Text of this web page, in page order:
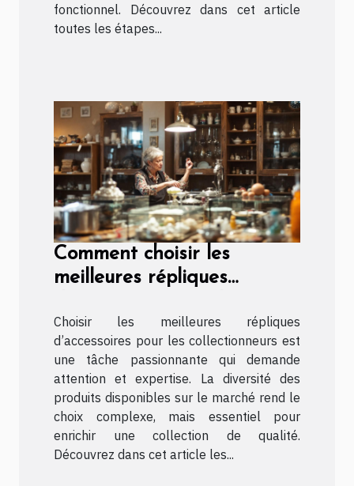
fonctionnel. Découvrez dans cet article
toutes les étapes...
Comment choisir les
meilleures répliques
collectionneurs ?
Choisir les meilleures répliques
d’accessoires pour les collectionneurs est
une tâche passionnante qui demande
attention et expertise. La diversité des
produits disponibles sur le marché rend le
choix complexe, mais essentiel pour
enrichir une collection de qualité.
Découvrez dans cet article les...